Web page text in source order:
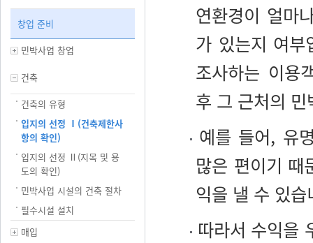
창업 준비
민박사업 창업
건축
건축의 유형
입지의 선정 Ⅰ(건축제한사
항의 확인)
입지의 선정 Ⅱ(지목 및 용
도의 확인)
민박사업 시설의 건축 절차
필수시설 설치
매입
연환경이 얼마
가 있는지 여
조사하는 이용
후 그 근처의
예를 들어, 유
많은 편이기 때
익을 낼 수 있습
따라서 수익을